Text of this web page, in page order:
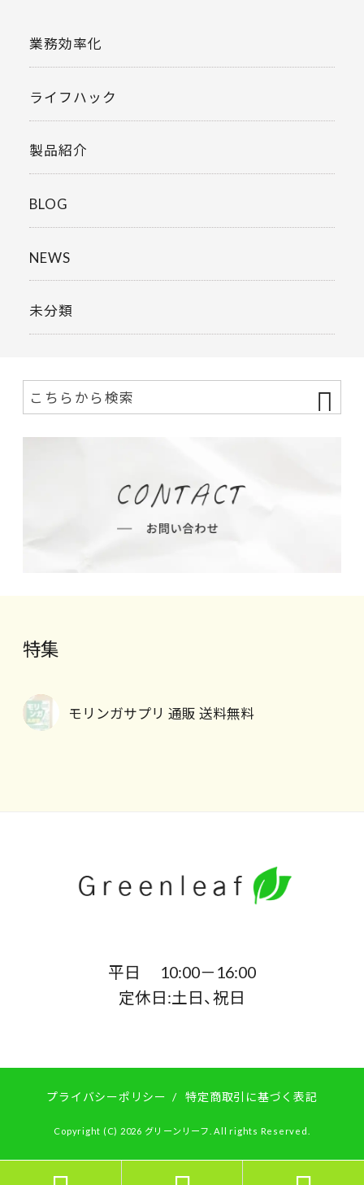
業務効率化
ライフハック
製品紹介
BLOG
NEWS
未分類
特集
モリンガサプリ 通販 送料無料
平日 10:00－16:00
定休日:土日、祝日
プライバシーポリシー / 特定商取引に基づく表記
Copyright (C) 2026 グリーンリーフ. All rights Reserved.